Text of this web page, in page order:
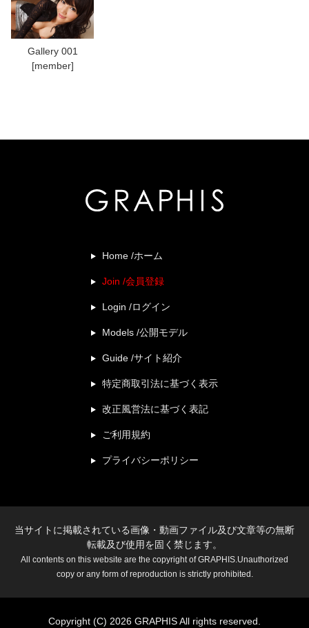
Gallery 001
[member]
Home /ホーム
Join /会員登録
Login /ログイン
Models /公開モデル
Guide /サイト紹介
特定商取引法に基づく表示
改正風営法に基づく表記
ご利用規約
プライバシーポリシー
当サイトに掲載されている画像・動画ファイル及び文章等の無断
転載及び使用を固く禁じます。
All contents on this website are the copyright of GRAPHIS.Unauthorized
copy or any form of reproduction is strictly prohibited.
Copyright (C) 2026 GRAPHIS All rights reserved.